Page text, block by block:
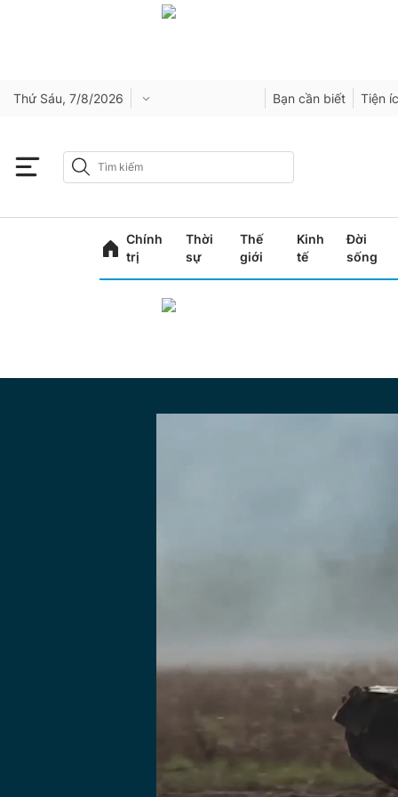
Thứ Sáu, 7/8/2026 Bạn cần biết Tiện
Chính
trị
Thời
sự
Thế
giới
Kinh
tế
Đời
sống